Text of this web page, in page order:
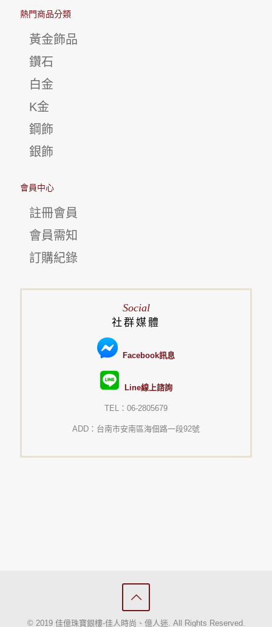
熱門商品分類
黃金飾品
鑽石
白金
K金
鋼飾
銀飾
會員中心
註冊會員
會員需知
訂購紀錄
Social
社群媒體
Facebook訊息
Line線上諮詢
TEL：06-2805679
ADD：台南市安南區海佃路一段92號
© 2019 佳億珠寶銀樓-佳人時尚、億人迷. All Rights Reserved.